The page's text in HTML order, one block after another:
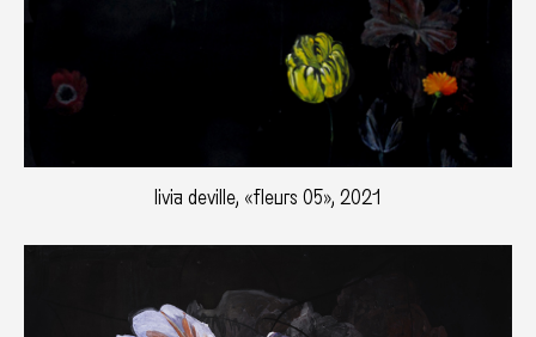
livia deville, «fleurs 05», 2021